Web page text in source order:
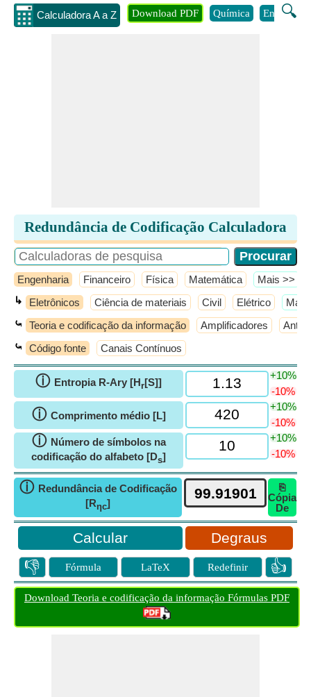
Calculadora A a Z 🔍
Download PDF Química
Redundância de Codificação Calculadora
Engenharia Financeiro Física Matemática ​Mais >>
↳ Eletrônicos Ciência de materiais Civil Elétrico ​Mais
⤿ Teoria e codificação da informação Amplificadores
⤿ Código fonte Canais Contínuos
ⓘ Entropia R-Ary [Hr[S]]
+10%
-10%
ⓘ Comprimento médio [L]
+10%
-10%
ⓘ Número de símbolos na
codificação do alfabeto [Ds]
+10%
-10%
ⓘ Redundância de Codificação
[Rηc]
⎘
Cópia
De
Degraus
👎 Fórmula LaTeX Redefinir 👍
Download Teoria e codificação da informação Fórmulas PDF